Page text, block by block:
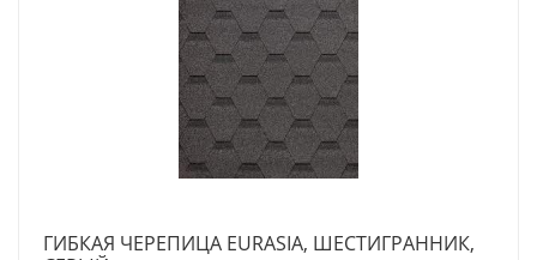
ГИБКАЯ ЧЕРЕПИЦА EURASIA, ШЕСТИГРАННИК,